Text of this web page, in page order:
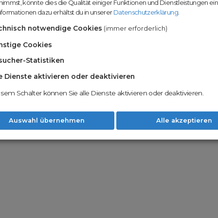
Nachname
du die
Möglichkeiten.
Unsere
Unser Open
um wertvolle
Mit
Option zu
könnte dies die Qualität einiger Funktionen und Dienstleistungen
dazu erhältst du in unsererDatenschutzerklärung.
notwendige Cookies (immer erforderlich)
Cookies
Statistiken
Dienste aktivieren oder deaktivieren
Schalter können Sie alle Dienste aktivieren oder deaktivieren.
Auswahl übernehmen Alle akzeptieren